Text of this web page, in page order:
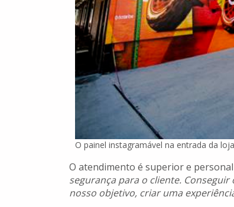
O painel instagramável na entrada da
O atendimento é superior e
segurança para o cliente.
nosso objetivo, criar uma